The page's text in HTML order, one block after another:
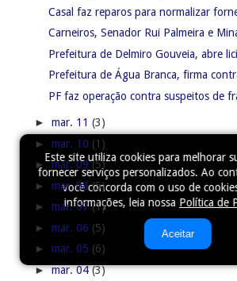
Este site utiliza cookies para melhorar
fornecer serviços personalizados. Ao
você concorda com o uso de
informações, leia nossa Política de
Aceitar
Casal faz reparos para normalizar
Carneiros, Senador Rui Palmeira e
Prefeitura de Delmiro Gouveia, abre
Prefeitura de Água Branca, firma
PF faz operação contra suspeitos de
► mar. 11 (3)
► mar. 10 (1)
►mar. 09(5)
► mar. 08(5)
► mar. 07(1)
► mar. 06 (5)
► mar. 05 (6)
►mar. 04(3)